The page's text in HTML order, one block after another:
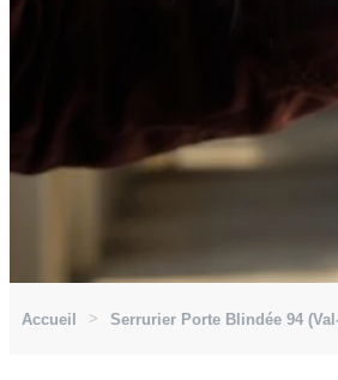
Accueil Serrurier Porte Blindée 94